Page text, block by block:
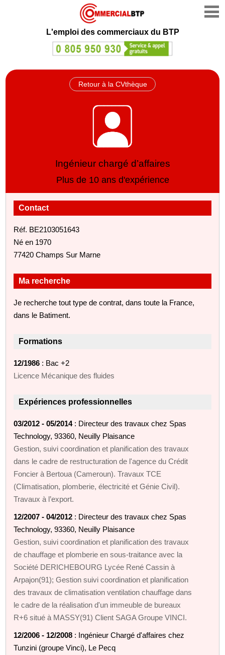
L'emploi des commerciaux du BTP
Retour à la CVthèque
Ingénieur chargé d’affaires
Plus de 10 ans d'expérience
Contact
Réf. BE2103051643
Né en 1970
77420 Champs Sur Marne
Ma recherche
Je recherche tout type de contrat, dans toute la France,
dans le Batiment.
Formations
12/1986 : Bac +2
Licence Mécanique des fluides
Expériences professionnelles
03/2012 - 05/2014: Directeur des travaux chez Spas
Technology, 93360, Neuilly Plaisance
Gestion, suivi coordination et planification des travaux
dans le cadre de restructuration de l'agence du Crédit
Foncier à Bertoua (Cameroun). Travaux TCE
(Climatisation, plomberie, électricité et Génie Civil).
Travaux à l’export.
12/2007 - 04/2012 : Directeur des travaux chez Spas
Technology, 93360, Neuilly Plaisance
Gestion, suivi coordination et planification des travaux
de chauffage et plomberie en sous-traitance avec la
Société DERICHEBOURG Lycée René Cassin à
Arpajon(91); Gestion suivi coordination et planification
des travaux de climatisation ventilation chauffage dans
le cadre de la réalisation d'un immeuble de bureaux
R+6 situé à MASSY(91) Client SAGA Groupe VINCI.
12/2006 - 12/2008 : Ingénieur Chargé d'affaires chez
Tunzini (groupe Vinci), Le Pecq